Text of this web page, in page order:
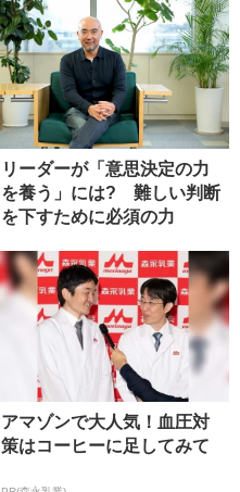
リーダーが「意思決定の力
を養う」には? 難しい判断
を下すために必須の力
アマゾンで大人気！血圧対
策はコーヒーに足してみて